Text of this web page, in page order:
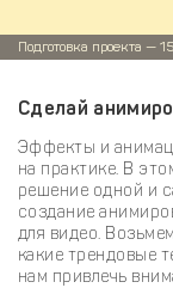
Подготовка проекта —
Сделай
Эффекты и
на практике. В
решение одной и
создание
для видео.
какие трендовые
нам привлечь